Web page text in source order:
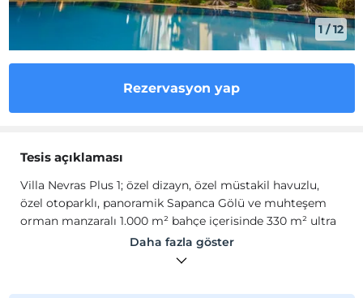
1/12
Rezervasyon yap
Tesis açıklaması
Villa Nevras Plus 1; özel dizayn, özel müstakil havuzlu,
özel otoparklı, panoramik Sapanca Gölü ve muhteşem
orman manzaralı 1.000 m² bahçe içerisinde 330 m² ultra
lüks villalarımızda estetik ve konforun ayrıcalıklarıyla
dolu olarak Sapanca'da villa konaklama hizmeti
Nevras Cafe & Restaurant, oyun alanları, çocuk parkı vb.
Daha fazla göster